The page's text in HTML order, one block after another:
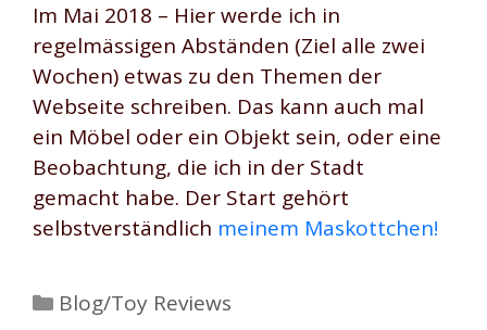
Im Mai 2018 – Hier werde ich in
regelmässigen Abständen (Ziel alle zwei
Wochen) etwas zu den Themen der
Webseite schreiben. Das kann auch mal
ein Möbel oder ein Objekt sein, oder eine
Beobachtung, die ich in der Stadt
gemacht habe. Der Start gehört
selbstverständlich meinem Maskottchen!
Kategorien
Blog/Toy Reviews